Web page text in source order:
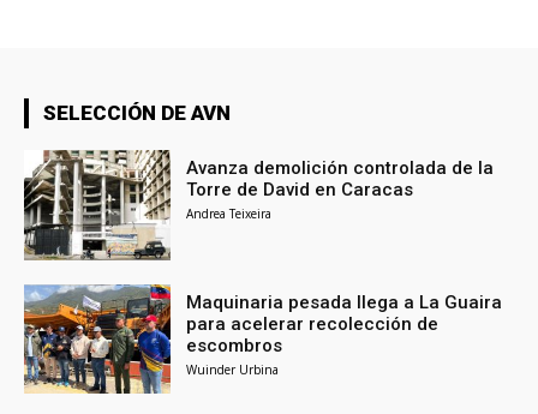
SELECCIÓN DE AVN
Avanza demolición controlada de la
Torre de David en Caracas
Andrea Teixeira
Maquinaria pesada llega a La Guaira
para acelerar recolección de
escombros
Wuinder Urbina